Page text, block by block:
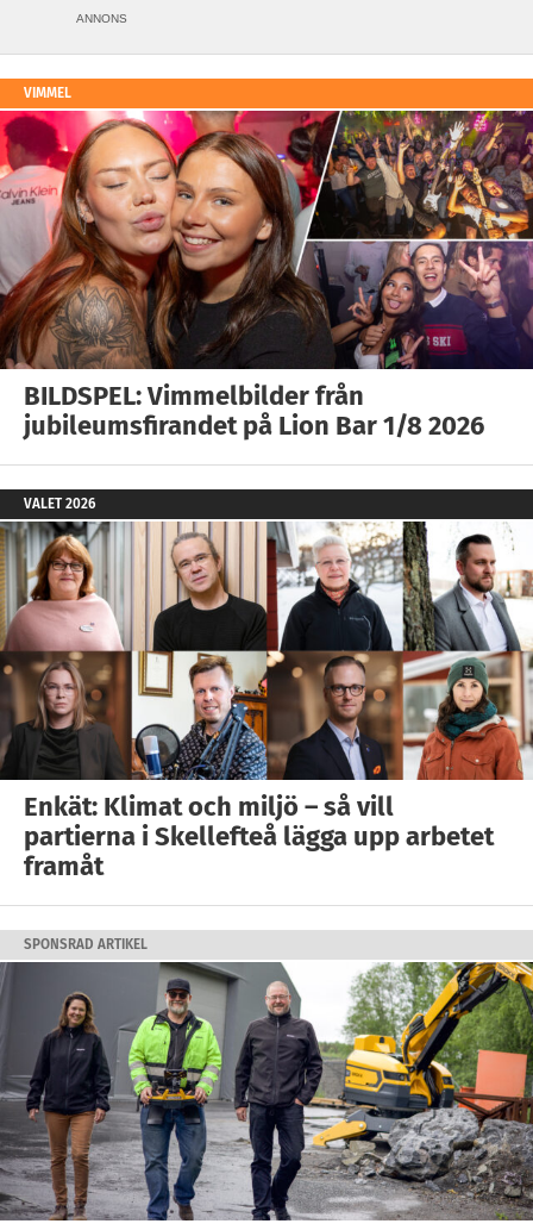
ANNONS
VIMMEL
BILDSPEL: Vimmelbilder från
jubileumsfirandet på Lion Bar 1/8 2026
VALET 2026
Enkät: Klimat och miljö – så vill
partierna i Skellefteå lägga upp arbetet
framåt
SPONSRAD ARTIKEL